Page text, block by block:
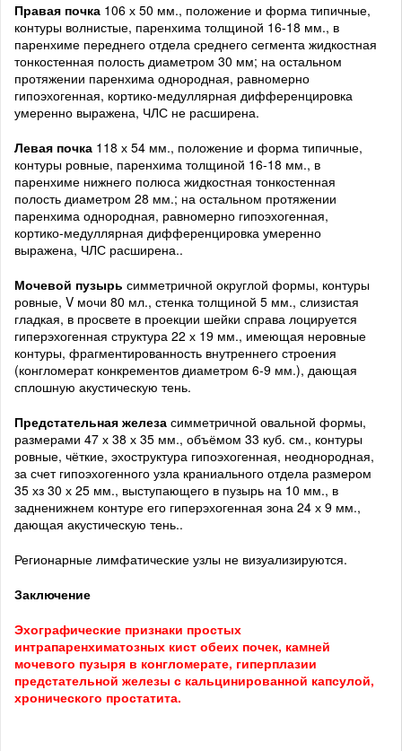
Правая почка 106 х 50 мм., положение и форма типичные,
контуры волнистые, паренхима толщиной 16-18 мм., в
паренхиме переднего отдела среднего сегмента жидкостная
тонкостенная полость диаметром 30 мм; на остальном
протяжении паренхима однородная, равномерно
гипоэхогенная, кортико-медуллярная дифференцировка
умеренно выражена, ЧЛС не расширена.
Левая почка 118 х 54 мм., положение и форма типичные,
контуры ровные, паренхима толщиной 16-18 мм., в
паренхиме нижнего полюса жидкостная тонкостенная
полость диаметром 28 мм.; на остальном протяжении
паренхима однородная, равномерно гипоэхогенная,
кортико-медуллярная дифференцировка умеренно
выражена, ЧЛС расширена..
Мочевой пузырь симметричной округлой формы, контуры
ровные, V мочи 80 мл., стенка толщиной 5 мм., слизистая
гладкая, в просвете в проекции шейки справа лоцируется
гиперэхогенная структура 22 х 19 мм., имеющая неровные
контуры, фрагментированность внутреннего строения
(конгломерат конкрементов диаметром 6-9 мм.), дающая
сплошную акустическую тень.
Предстательная железа симметричной овальной формы,
размерами 47 х 38 х 35 мм., объёмом 33 куб. см., контуры
ровные, чёткие, эхоструктура гипоэхогенная, неоднородная,
за счет гипоэхогенного узла краниального отдела размером
35 хз 30 х 25 мм., выступающего в пузырь на 10 мм., в
задненижнем контуре его гиперэхогенная зона 24 х 9 мм.,
дающая акустическую тень..
Регионарные лимфатические узлы не визуализируются.
Заключение
Эхографические признаки простых
интрапаренхиматозных кист обеих почек, камней
мочевого пузыря в конгломерате, гиперплазии
предстательной железы с кальцинированной капсулой,
хронического простатита.